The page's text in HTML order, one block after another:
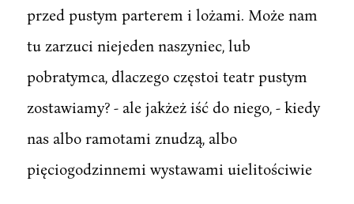
przed pustym parterem i lożami. Może nam
tu zarzuci niejeden naszyniec, lub
pobratymca, dlaczego częstoi teatr pustym
zostawiamy? - ale jakżeż iść do niego, - kiedy
nas albo ramotami znudzą, albo
pięciogodzinnemi wystawami uielitościwie